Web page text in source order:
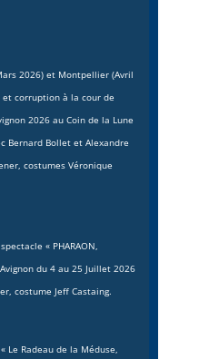
2026) et Montpellier (Avril
et corruption à la cour de
2026 au Coin de la Lune
Bernard Bollet et Alexandre
costumes Véronique
« PHARAON,
du 4 au 25 Juillet 2026
costume Jeff Castaing.
« Le Radeau de la Méduse,